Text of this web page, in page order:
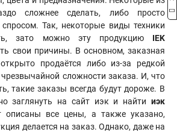
сложнее сделать, либо просто
Так, некоторые виды техники
зато можно эту продукцию IEK
свои причины. В основном, заказная
продаётся либо из-за редкой
чрезвычайной сложности заказа. И, что
такие заказы всегда будут дороже. В
заглянуть на сайт иэк и найти иэк
описаны все цены, а также указано,
делается на заказ. Однако, даже на